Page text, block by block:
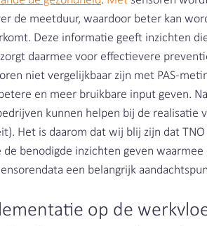
de meetduur, waardoor beter kan
Deze informatie geeft inzichten
daarmee voor effectievere
niet vergelijkbaar zijn met PAS-
en meer bruikbare input geven.
kunnen helpen bij de realisatie
Het is daarom dat wij blij zijn dat
benodigde inzichten geven waarmee
een belangrijk
op de